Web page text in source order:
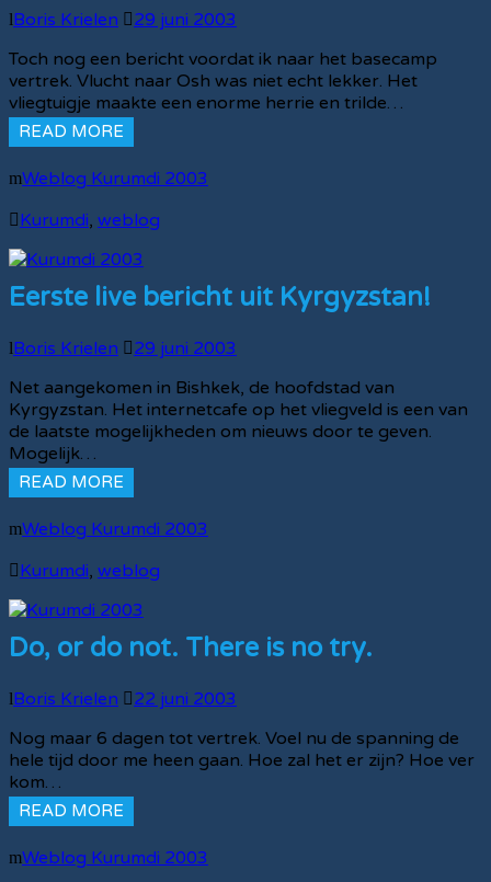
Boris Krielen
29 juni 2003
Toch nog een bericht voordat ik naar het basecamp
vertrek. Vlucht naar Osh was niet echt lekker. Het
vliegtuigje maakte een enorme herrie en trilde…
READ MORE
Weblog Kurumdi 2003
Kurumdi, weblog
Eerste live bericht uit Kyrgyzstan!
Boris Krielen
29 juni 2003
Net aangekomen in Bishkek, de hoofdstad van
Kyrgyzstan. Het internetcafe op het vliegveld is een van
de laatste mogelijkheden om nieuws door te geven.
Mogelijk…
READ MORE
Weblog Kurumdi 2003
Kurumdi, weblog
Do, or do not. There is no try.
Boris Krielen
22 juni 2003
Nog maar 6 dagen tot vertrek. Voel nu de spanning de
hele tijd door me heen gaan. Hoe zal het er zijn? Hoe ver
kom…
READ MORE
Weblog Kurumdi 2003